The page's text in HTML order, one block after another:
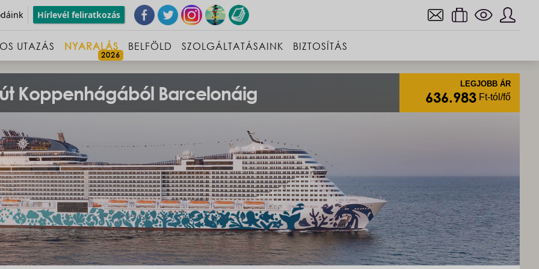
Hírlevél feliratkozás
UTAZÁS NYARALÁS BELFÖLD SZOLGÁLTATÁSAINK BIZTOSÍTÁS
Koppenhágából Barcelonáig LEGJOBB ÁR
Ft-tól/fő
636.983